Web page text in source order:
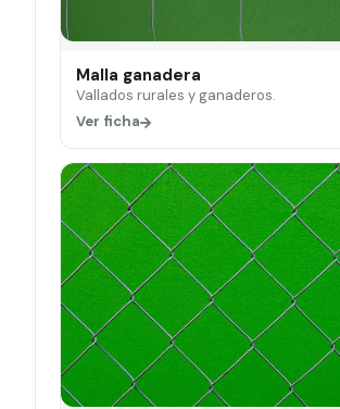
Malla ganadera
Vallados rurales y ganaderos.
Ver ficha